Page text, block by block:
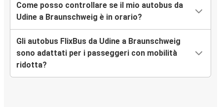
Come posso controllare se il mio autobus da
Udine a Braunschweig è in orario?
Gli autobus FlixBus da Udine a Braunschweig
sono adattati per i passeggeri con mobilità
ridotta?